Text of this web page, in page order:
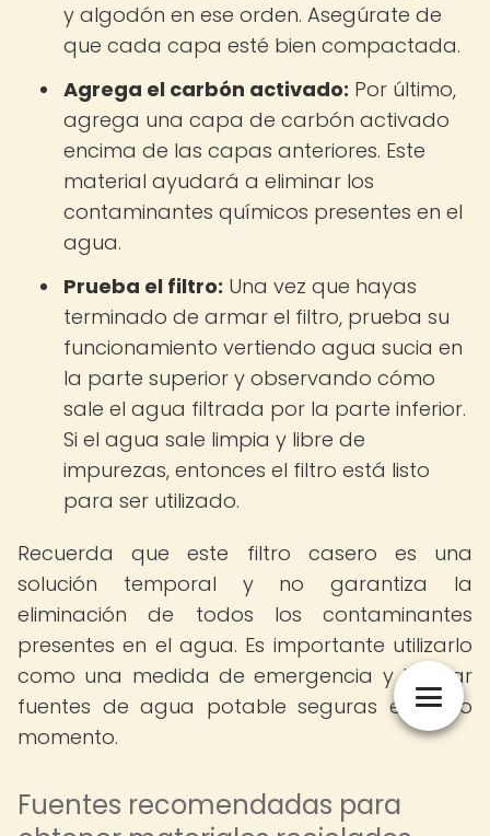
y algodón en ese orden. Asegúrate de
que cada capa esté bien compactada.
Agrega el carbón activado: Por último,
agrega una capa de carbón activado
encima de las capas anteriores. Este
material ayudará a eliminar los
contaminantes químicos presentes en el
agua.
Prueba el filtro: Una vez que hayas
terminado de armar el filtro, prueba su
funcionamiento vertiendo agua sucia en
la parte superior y observando cómo
sale el agua filtrada por la parte inferior.
Si el agua sale limpia y libre de
impurezas, entonces el filtro está listo
para ser utilizado.
Recuerda que este filtro casero es una
solución temporal y no garantiza la
eliminación de todos los contaminantes
presentes en el agua. Es importante utilizarlo
como una medida de emergencia y buscar
fuentes de agua potable seguras en todo
momento.
Fuentes recomendadas para